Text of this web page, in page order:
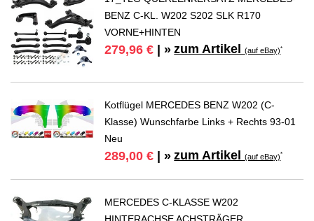
BENZ C-KL. W202 S202 SLK R170
VORNE+HINTEN
279,96 € | » zum Artikel(auf eBay)*
Kotflügel MERCEDES BENZ W202 (C-
Klasse) Wunschfarbe Links + Rechts 93-01
Neu
289,00 € | » zum Artikel(auf eBay)*
MERCEDES C-KLASSE W202